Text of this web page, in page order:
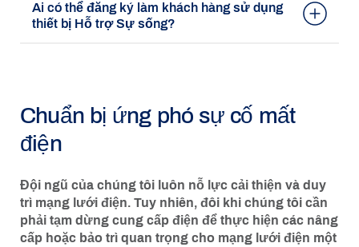
Ai có thể đăng ký làm khách hàng sử dụng
thiết bị Hỗ trợ Sự sống?
Chuẩn bị ứng phó sự cố mất
điện
Đội ngũ của chúng tôi luôn nỗ lực cải thiện và duy
trì mạng lưới điện. Tuy nhiên, đôi khi chúng tôi cần
phải tạm dừng cung cấp điện để thực hiện các nâng
cấp hoặc bảo trì quan trọng cho mạng lưới điện một